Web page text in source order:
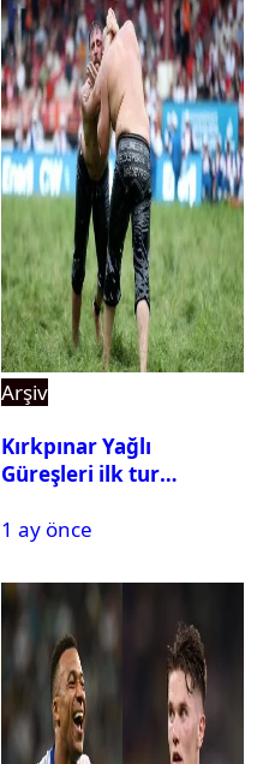
Arşiv
Kırkpınar Yağlı
Güreşleri ilk tur
2. tura geçen
1 ay önce